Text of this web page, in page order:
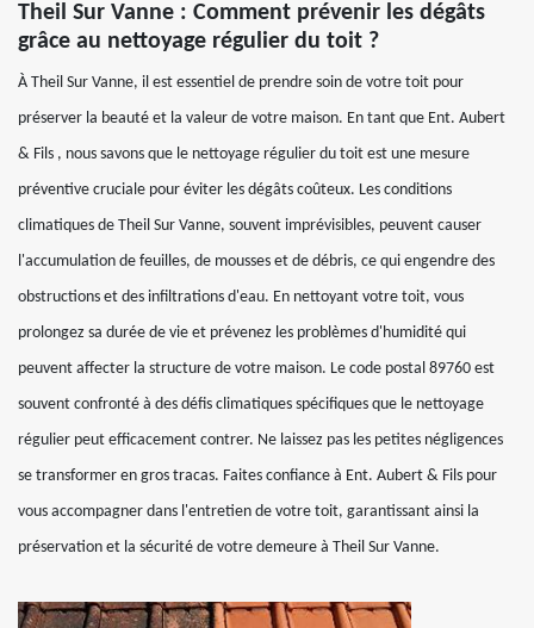
Theil Sur Vanne : Comment prévenir les dégâts
grâce au nettoyage régulier du toit ?
À Theil Sur Vanne, il est essentiel de prendre soin de votre toit pour
préserver la beauté et la valeur de votre maison. En tant que Ent. Aubert
& Fils , nous savons que le nettoyage régulier du toit est une mesure
préventive cruciale pour éviter les dégâts coûteux. Les conditions
climatiques de Theil Sur Vanne, souvent imprévisibles, peuvent causer
l'accumulation de feuilles, de mousses et de débris, ce qui engendre des
obstructions et des infiltrations d'eau. En nettoyant votre toit, vous
prolongez sa durée de vie et prévenez les problèmes d'humidité qui
peuvent affecter la structure de votre maison. Le code postal 89760 est
souvent confronté à des défis climatiques spécifiques que le nettoyage
régulier peut efficacement contrer. Ne laissez pas les petites négligences
se transformer en gros tracas. Faites confiance à Ent. Aubert & Fils pour
vous accompagner dans l'entretien de votre toit, garantissant ainsi la
préservation et la sécurité de votre demeure à Theil Sur Vanne.